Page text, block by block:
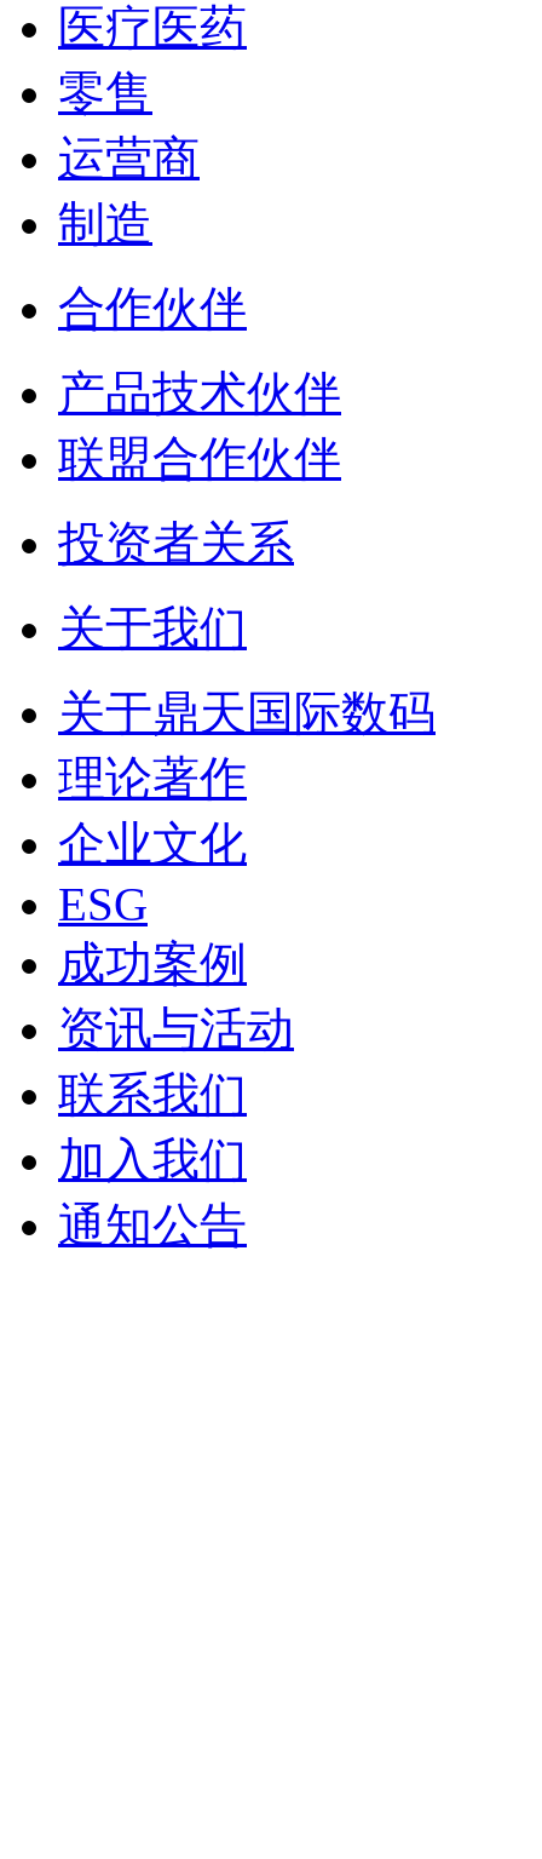
医疗医药
零售
运营商
制造
合作伙伴
产品技术伙伴
联盟合作伙伴
投资者关系
关于我们
关于鼎天国际数码
理论著作
企业文化
ESG
成功案例
资讯与活动
联系我们
加入我们
通知公告